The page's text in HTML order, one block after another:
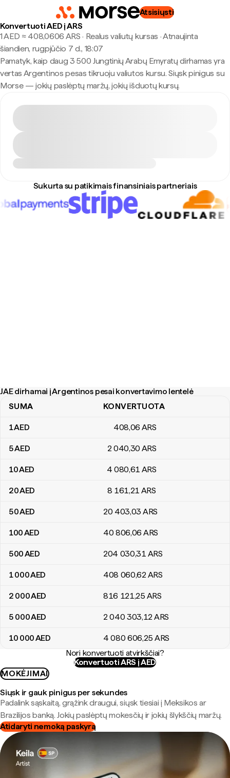
Atsisiųsti
Konvertuoti AED į ARS
1 AED ≈ 408,0606 ARS · Realus valiutų kursas ·Atnaujinta
šiandien, rugpjūčio 7 d., 18:07
Pamatyk, kaip daug 3 500 Jungtinių Arabų Emyratų dirhamas yra
vertas Argentinos pesas tikruoju valiutos kursu. Siųsk pinigus su
Morse — jokių paslėptų maržų, jokių išduotų kursų.
Sukurta su patikimais finansiniais partneriais
JAE dirhamai į Argentinos pesai konvertavimo lentelė
JAE dirhamai į Argentinos pesai konvertavimo lentelė
SUMA KONVERTUOTA
1AED 408,06 ARS
5AED 2 040,30 ARS
10AED 4 080,61 ARS
20AED 8 161,21 ARS
50AED 20 403,03 ARS
100AED 40 806,06 ARS
500AED 204 030,31 ARS
1 000AED 408 060,62ARS
2 000AED 816 121,25 ARS
5 000AED 2 040 303,12ARS
10 000AED 4 080 606,25 ARS
Nori konvertuoti atvirkščiai?
Konvertuoti ARS į AED
MOKĖJIMAI
Siųsk ir gauk pinigus per sekundes
Padalink sąskaitą, grąžink draugui, siųsk tiesiai į Meksikos ar
Brazilijos banką. Jokių paslėptų mokesčių ir jokių šlykščių maržų.
Atidaryti nemoką paskyrą